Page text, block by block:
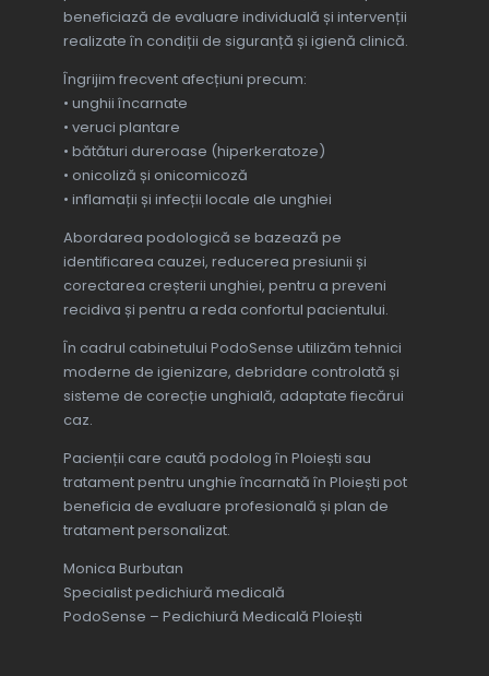
beneficiază de evaluare individuală și intervenții
realizate în condiții de siguranță și igienă clinică.
Îngrijim frecvent afecțiuni precum:
• unghii încarnate
• veruci plantare
• bătături dureroase (hiperkeratoze)
• onicoliză și onicomicoză
• inflamații și infecții locale ale unghiei
Abordarea podologică se bazează pe
identificarea cauzei, reducerea presiunii și
corectarea creșterii unghiei, pentru a preveni
recidiva și pentru a reda confortul pacientului.
În cadrul cabinetului PodoSense utilizăm tehnici
moderne de igienizare, debridare controlată și
sisteme de corecție unghială, adaptate fiecărui
caz.
Pacienții care caută podolog în Ploiești sau
tratament pentru unghie încarnată în Ploiești pot
beneficia de evaluare profesională și plan de
tratament personalizat.
Monica Burbutan
Specialist pedichiură medicală
PodoSense – Pedichiură Medicală Ploiești